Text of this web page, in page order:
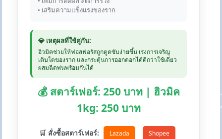
• เสริมความแข็งแรงของราก
💎 เหตุผลที่ใช้คู่กัน:
ฮิวมิคช่วยให้ฟอสฟอรัสถูกดูดซับง่ายขึ้น เร่งการเจริญ
เติบโตของราก และกระตุ้นการออกดอกได้ดีกว่าใช้เดี่ยว
ผสมฉีดพ่นพร้อมกันได้
💰 สตาร์เฟอร์: 250 บาท | ฮิวมิค
1kg: 250 บาท
🛒 สั่งซื้อสตาร์เฟอร์: Lazada Shopee